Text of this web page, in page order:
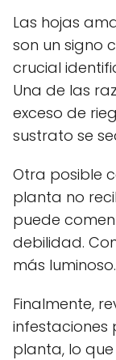
Las hojas
son un signo
crucial
Una de las
exceso de
sustrato se
Otra posible
planta no
puede
debilidad.
más luminoso.
Finalmente,
infestaciones
planta, lo